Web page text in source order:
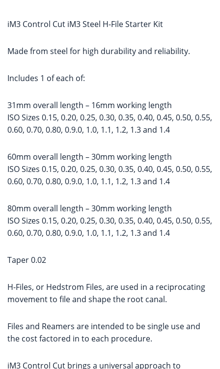
iM3 Control Cut iM3 Steel H-File Starter Kit
Made from steel for high durability and reliability.
Includes 1 of each of:
31mm overall length – 16mm working length
ISO Sizes 0.15, 0.20, 0.25, 0.30, 0.35, 0.40, 0.45, 0.50, 0.55,
0.60, 0.70, 0.80, 0.9.0, 1.0, 1.1, 1.2, 1.3 and 1.4
60mm overall length – 30mm working length
ISO Sizes 0.15, 0.20, 0.25, 0.30, 0.35, 0.40, 0.45, 0.50, 0.55,
0.60, 0.70, 0.80, 0.9.0, 1.0, 1.1, 1.2, 1.3 and 1.4
80mm overall length – 30mm working length
ISO Sizes 0.15, 0.20, 0.25, 0.30, 0.35, 0.40, 0.45, 0.50, 0.55,
0.60, 0.70, 0.80, 0.9.0, 1.0, 1.1, 1.2, 1.3 and 1.4
Taper 0.02
H-Files, or Hedstrom Files, are used in a reciprocating
movement to file and shape the root canal.
Files and Reamers are intended to be single use and
the cost factored in to each procedure.
iM3 Control Cut brings a universal approach to